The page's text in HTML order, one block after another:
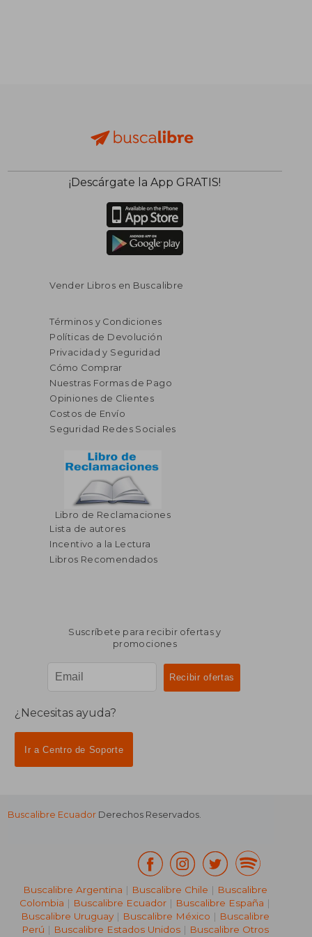
¡Descárgate la App GRATIS!
Vender Libros en Buscalibre
Términos y Condiciones
Políticas de Devolución
Privacidad y Seguridad
Cómo Comprar
Nuestras Formas de Pago
Opiniones de Clientes
Costos de Envío
Seguridad Redes Sociales
Libro de Reclamaciones
Lista de autores
Incentivo a la Lectura
Libros Recomendados
Suscríbete para recibir ofertas y
promociones
¿Necesitas ayuda?
Ir a Centro de Soporte
Buscalibre Ecuador Derechos Reservados.
Buscalibre Argentina | Buscalibre Chile | Buscalibre
Colombia | Buscalibre Ecuador | Buscalibre España |
Buscalibre Uruguay| Buscalibre México | Buscalibre
Perú | Buscalibre Estados Unidos| Buscalibre Otros